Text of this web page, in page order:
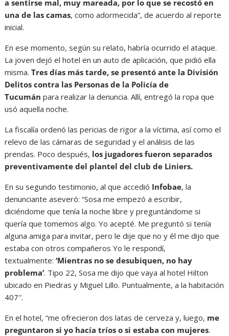
a sentirse mal, muy mareada, por lo que se recostó en
una de las camas, como adormecida”, de acuerdo al reporte
inicial.
En ese momento, según su relato, habría ocurrido el ataque.
La joven dejó el hotel en un auto de aplicación, que pidió ella
misma.Tres días más tarde, se presentó ante la División
Delitos contra las Personas de la Policía de
Tucumán para realizar la denuncia. Allí, entregó la ropa que
usó aquella noche.
La fiscalía ordenó las pericias de rigor a la víctima, así como el
relevo de las cámaras de seguridad y el análisis de las
prendas. Poco después, los jugadores fueron separados
preventivamente del plantel del club de Liniers.
En su segundo testimonio, al que accedió Infobae, la
denunciante aseveró: “Sosa me empezó a escribir,
diciéndome que tenía la noche libre y preguntándome si
quería que tomemos algo. Yo acepté. Me preguntó si tenía
alguna amiga para invitar, pero le dije que no y él me dijo que
estaba con otros compañeros Yo le respondí,
textualmente:‘Mientras no se desubiquen, no hay
problema’. Tipo 22, Sosa me dijo que vaya al hotel Hilton
ubicado en Piedras y Miguel Lillo. Puntualmente, a la habitación
407″.
En el hotel, “me ofrecieron dos latas de cerveza y, luego, me
preguntaron si yo hacía tríos o si estaba con mujeres.